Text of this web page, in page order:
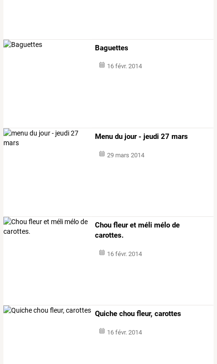
Baguettes
16 févr. 2014
Menu du jour - jeudi 27 mars
29 mars 2014
Chou fleur et méli mélo de
carottes.
16 févr. 2014
Quiche chou fleur, carottes
16 févr. 2014